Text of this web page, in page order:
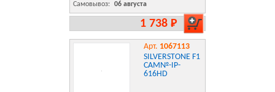
Самовывоз: 06 августа
1 738 Р
Арт. 1067113
SILVERSTONE F1
CAM№-IP-
616HD